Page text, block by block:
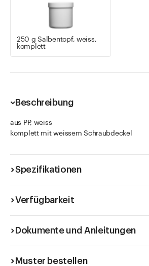
250 g Salbentopf, weiss,
komplett
Beschreibung
aus PP, weiss
komplett mit weissem Schraubdeckel
Spezifikationen
Verfügbarkeit
Dokumente und Anleitungen
Muster bestellen